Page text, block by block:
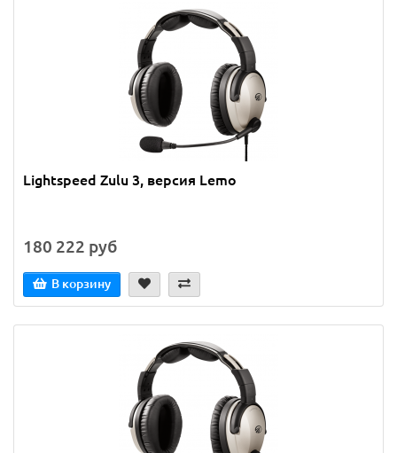
Lightspeed Zulu 3, версия Lemo
180 222 руб
В корзину